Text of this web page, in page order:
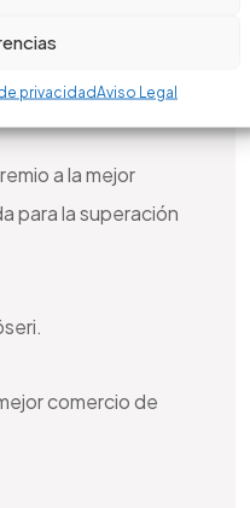
privacidadAviso Legal
a la mejor
a la mejor
para la superación
comercio de